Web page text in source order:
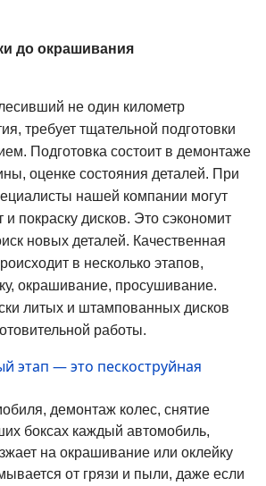
до окрашивания
не один километр
требует тщательной подготовки
Подготовка состоит в демонтаже
оценке состояния деталей. При
нашей компании могут
покраску дисков. Это сэкономит
новых деталей. Качественная
в несколько этапов,
окрашивание, просушивание.
литых и штампованных дисков
работы.
этап — это пескоструйная
демонтаж колес, снятие
боксах каждый автомобиль,
на окрашивание или оклейку
от грязи и пыли, даже если